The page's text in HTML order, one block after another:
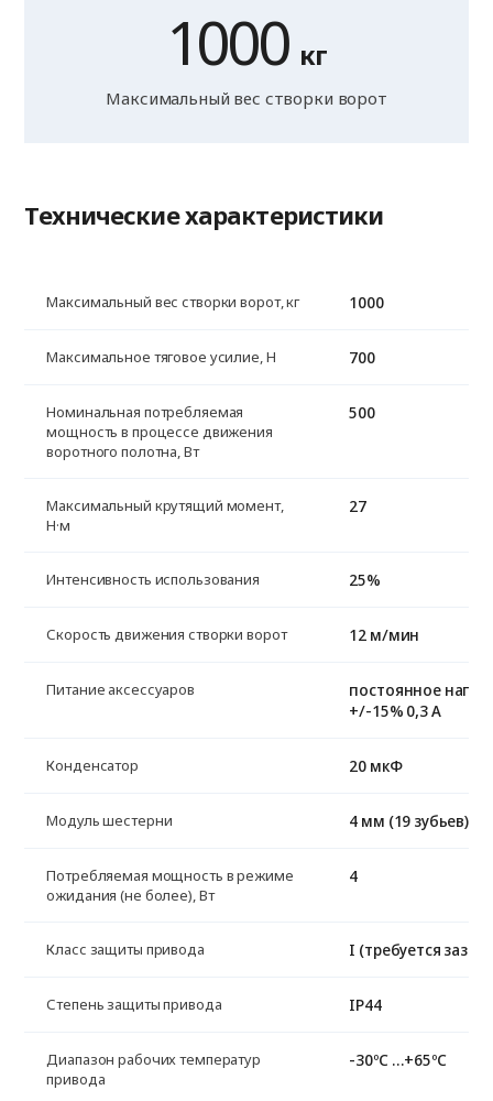
1000 кг
Максимальный вес створки ворот
Технические характеристики
Максимальный вес створки ворот, кг 1000
Максимальное тяговое усилие, H 700
Номинальная потребляемая
мощность в процессе движения
воротного полотна, Вт
500
Максимальный крутящий момент,
Н·м
27
Интенсивность использования 25%
Скорость движения створки ворот 12 м/мин
Питание аксессуаров
постоянное
+/-15% 0,3 А
Конденсатор 20 мкФ
Модуль шестерни 4 мм (19 зубьев)
Потребляемая мощность в режиме
ожидания (не более), Вт
4
Класс защиты привода I (требуется
Степень защиты привода IP44
Диапазон рабочих температур
привода
-30ºС …+65ºС